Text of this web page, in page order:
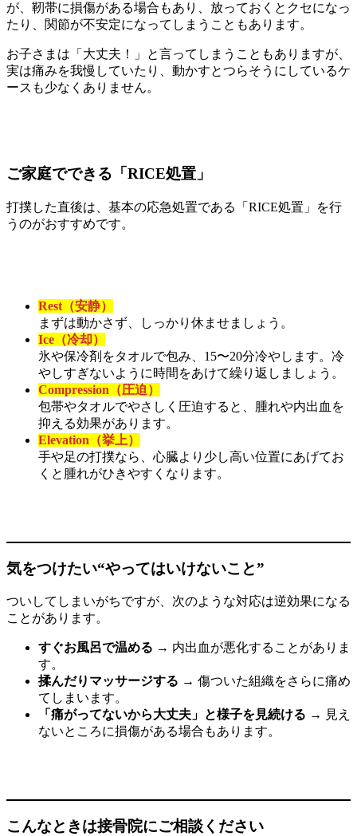
が、靭帯に損傷がある場合もあり、放っておくとクセになっ
たり、関節が不安定になってしまうこともあります。
お子さまは「大丈夫！」と言ってしまうこともありますが、
実は痛みを我慢していたり、動かすとつらそうにしているケ
ースも少なくありません。
ご家庭でできる「RICE処置」
打撲した直後は、基本の応急処置である「RICE処置」を行
うのがおすすめです。
Rest（安静）
まずは動かさず、しっかり休ませましょう。
Ice（冷却）
氷や保冷剤をタオルで包み、15〜20分冷やします。冷
やしすぎないように時間をあけて繰り返しましょう。
Compression（圧迫）
包帯やタオルでやさしく圧迫すると、腫れや内出血を
抑える効果があります。
Elevation（挙上）
手や足の打撲なら、心臓より少し高い位置にあげてお
くと腫れがひきやすくなります。
気をつけたい“やってはいけないこと”
ついしてしまいがちですが、次のような対応は逆効果になる
ことがあります。
すぐお風呂で温める → 内出血が悪化することがありま
す。
揉んだりマッサージする → 傷ついた組織をさらに痛め
てしまいます。
「痛がってないから大丈夫」と様子を見続ける → 見え
ないところに損傷がある場合もあります。
こんなときは接骨院にご相談ください